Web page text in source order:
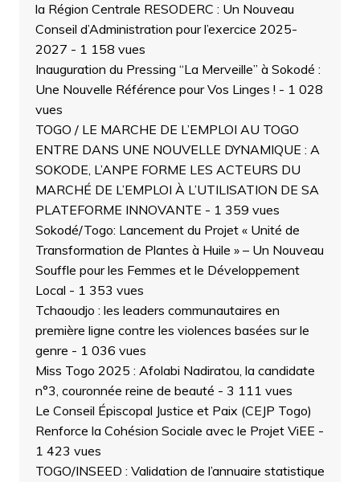
la Région Centrale RESODERC : Un Nouveau
Conseil d’Administration pour l’exercice 2025-
2027 - 1 158 vues
Inauguration du Pressing “La Merveille” à Sokodé :
Une Nouvelle Référence pour Vos Linges ! - 1 028
vues
TOGO / LE MARCHE DE L’EMPLOI AU TOGO
ENTRE DANS UNE NOUVELLE DYNAMIQUE : A
SOKODE, L’ANPE FORME LES ACTEURS DU
MARCHÉ DE L’EMPLOI À L’UTILISATION DE SA
PLATEFORME INNOVANTE - 1 359 vues
Sokodé/Togo: Lancement du Projet « Unité de
Transformation de Plantes à Huile » – Un Nouveau
Souffle pour les Femmes et le Développement
Local - 1 353 vues
Tchaoudjo : les leaders communautaires en
première ligne contre les violences basées sur le
genre - 1 036 vues
Miss Togo 2025 : Afolabi Nadiratou, la candidate
n°3, couronnée reine de beauté - 3 111 vues
Le Conseil Épiscopal Justice et Paix (CEJP Togo)
Renforce la Cohésion Sociale avec le Projet ViEE -
1 423 vues
TOGO/INSEED : Validation de l’annuaire statistique